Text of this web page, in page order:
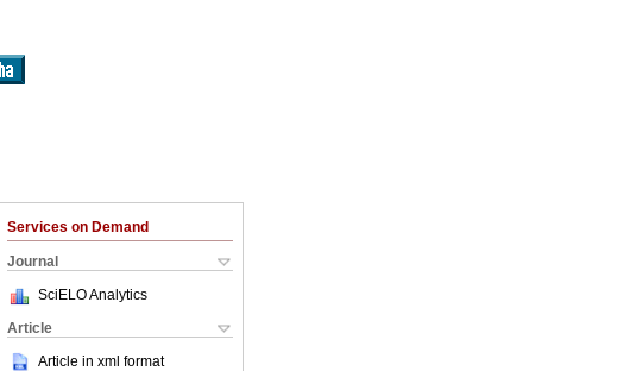
Services on Demand
Journal
SciELO Analytics
Article
Article in xml format